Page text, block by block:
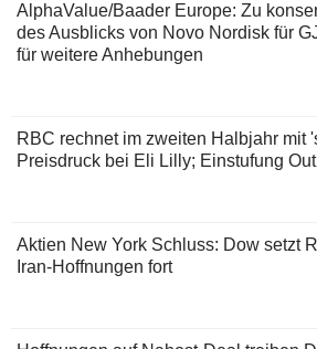
AlphaValue/Baader Europe: Zu
des Ausblicks von Novo Nordisk für
für weitere Anhebungen
RBC rechnet im zweiten Halbjahr mit
Preisdruck bei Eli Lilly; Einstufung
Aktien New York Schluss: Dow setzt
Iran-Hoffnungen fort